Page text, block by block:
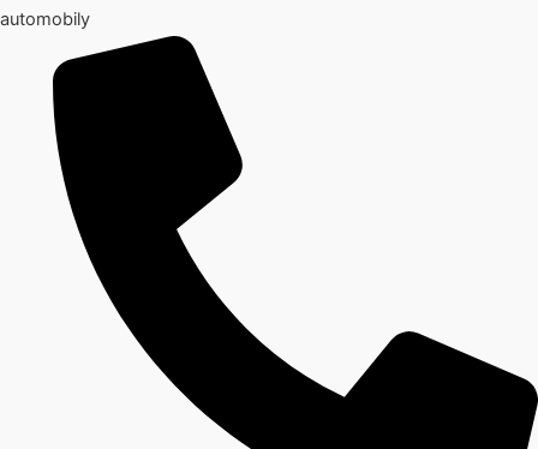
automobily